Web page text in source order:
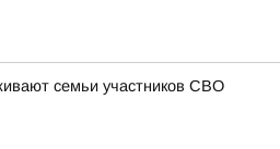
семьи участников СВО